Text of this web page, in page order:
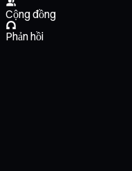
Cộng đồng
Phản hồi